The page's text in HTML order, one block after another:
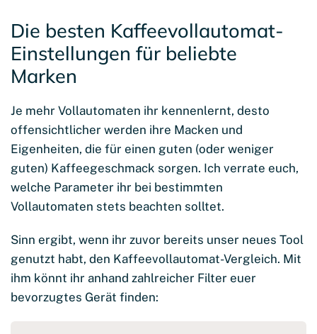
Die besten Kaffeevollautomat-
Einstellungen für beliebte
Marken
Je mehr Vollautomaten ihr kennenlernt, desto
offensichtlicher werden ihre Macken und
Eigenheiten, die für einen guten (oder weniger
guten) Kaffeegeschmack sorgen. Ich verrate euch,
welche Parameter ihr bei bestimmten
Vollautomaten stets beachten solltet.
Sinn ergibt, wenn ihr zuvor bereits unser neues Tool
genutzt habt, den Kaffeevollautomat-Vergleich. Mit
ihm könnt ihr anhand zahlreicher Filter euer
bevorzugtes Gerät finden: